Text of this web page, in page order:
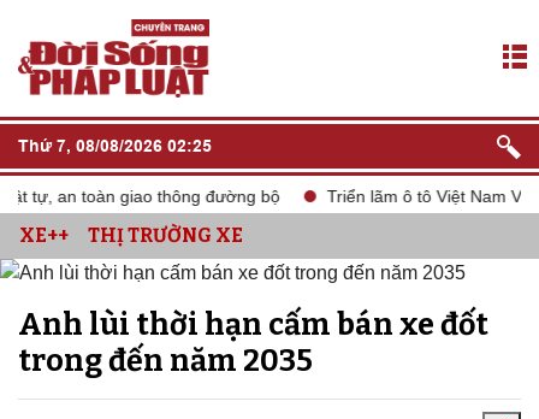
Thứ 7, 08/08/2026 02:25
tự, an toàn giao thông đường bộ Triển lãm ô tô Việt Nam VMS
XE++ THỊ TRƯỜNG XE
Anh lùi thời hạn cấm bán xe đốt
trong đến năm 2035